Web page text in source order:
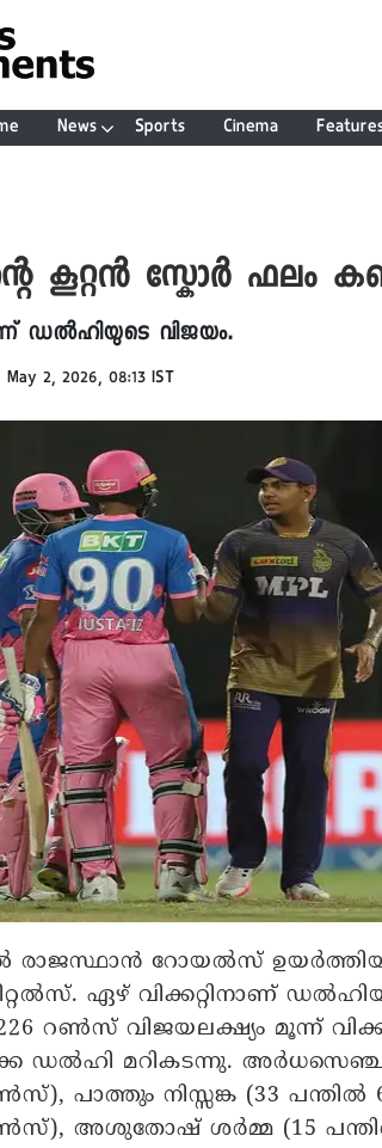
News Sports Cinema
കൂറ്റൻ സ്കോർ ഫലം
ഡൽഹിയുടെ വിജയം.
May 2, 2026, 08:13 IST
റോയൽസ് ഉയർത്തിയ
ഏഴ് വിക്കറ്റിനാണ്
226 റൺസ് വിജയലക്ഷ്യം മൂന്ന്
ഡൽഹി മറികടന്നു.
പാത്തും നിസ്സങ്ക (33
അശുതോഷ് ശർമ്മ (15